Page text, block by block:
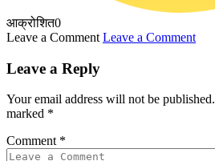
आक्रोशित0
Leave a Comment Leave a Comment
Leave a Reply
Your email address will not be published.
marked *
Comment *